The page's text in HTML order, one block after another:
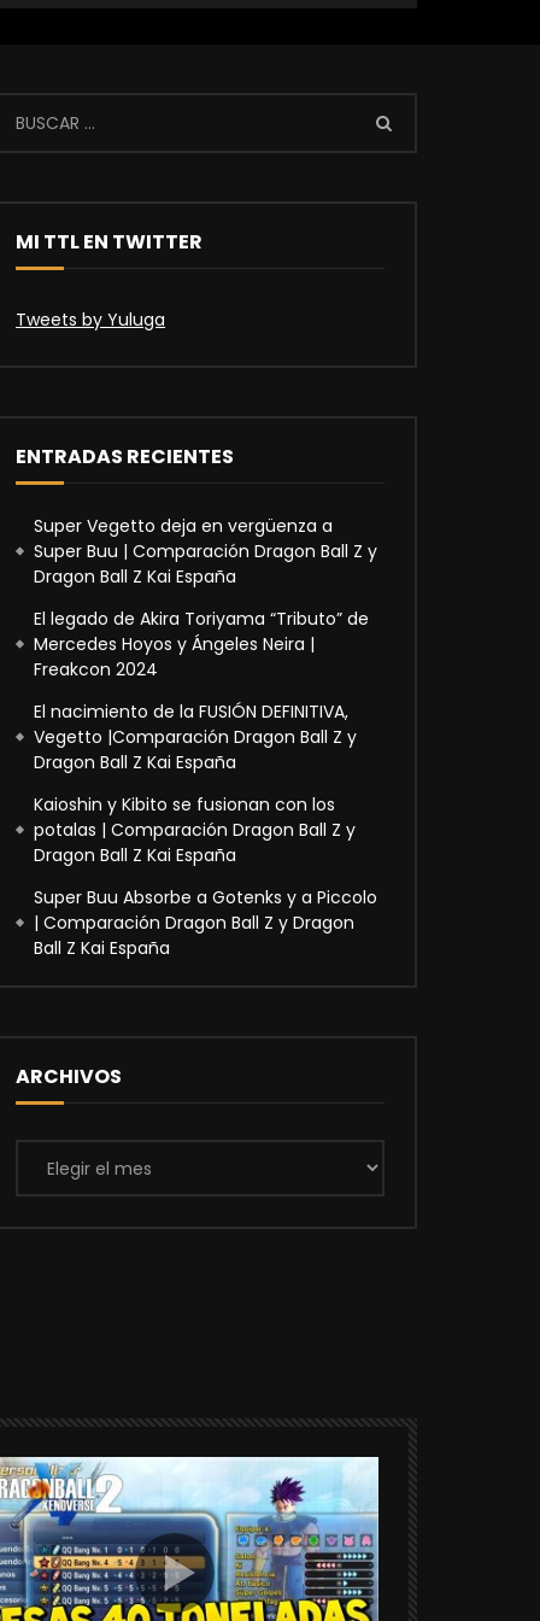
MI TTL EN TWITTER
Tweets by Yuluga
ENTRADAS RECIENTES
Super Vegetto deja en vergüenza a
Super Buu | Comparación Dragon Ball Z y
Dragon Ball Z Kai España
El legado de Akira Toriyama “Tributo” de
Mercedes Hoyos y Ángeles Neira |
Freakcon 2024
El nacimiento de la FUSIÓN DEFINITIVA,
Vegetto |Comparación Dragon Ball Z y
Dragon Ball Z Kai España
Kaioshin y Kibito se fusionan con los
potalas | Comparación Dragon Ball Z y
Dragon Ball Z Kai España
Super Buu Absorbe a Gotenks y a Piccolo
| Comparación Dragon Ball Z y Dragon
Ball Z Kai España
ARCHIVOS
Archivos